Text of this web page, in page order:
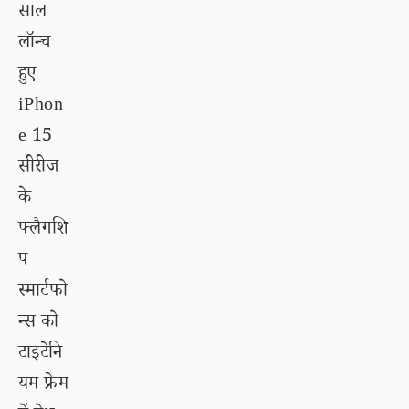
साल
लॉन्च
हुए
iPhon
e 15
सीरीज
के
फ्लैगशि
प
स्मार्टफो
न्स को
टाइटेनि
यम फ्रेम